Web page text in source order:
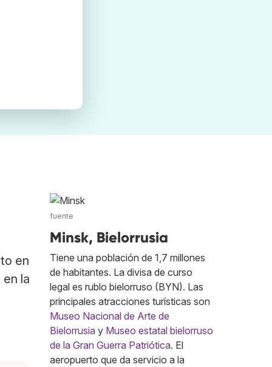
en
la
fuente
Minsk, Bielorrusia
Tiene una población de 1,7 millones
de habitantes. La divisa de curso
legal es rublo bielorruso (BYN). Las
principales atracciones turísticas son
Museo Nacional de Arte de
Bielorrusia y Museo estatal bielorruso
de la Gran Guerra Patriótica. El
aeropuerto que da servicio a la